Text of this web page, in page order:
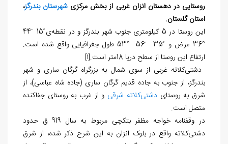
روستایی در دهستان انزان غربی از بخش مرکزی شهرستان بندرگز،
استان گلستان.
این روستا در 5 کیلومتری جنوب شهر بندرگز و در نقطه‌ی ً15 َ44
°36 عرض و ً35 َ56 °53 طول جغرافیایی واقع شده‌ است.
ارتفاع این روستا از سطح دریا 18متر است.
[1]
‏ دشتی‏‌کلاته غربی از سوی شمال به بزرگراه گرگان ساری و شهر
بندرگز، از جنوب به جاده قدیم گرگان ساری (جاده شاه عباسی)، از
شرق به روستای دشتی‏‌کلاته شرقی و از غرب به روستای جفاکنده
متصل است.
در وقفنامه خواجه مظفر بتکچی مربوط به سال 919 ق حدود
دشتی‏‌کلاته واقع در بلوک انزان به این شرح ذکر شده، از شرق